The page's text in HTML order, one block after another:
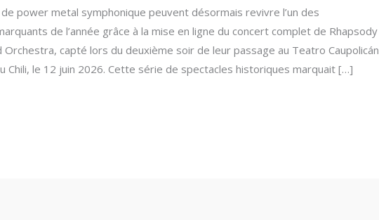
power metal symphonique peuvent désormais revivre l’un des
de l’année grâce à la mise en ligne du concert complet de Rhapsody
Orchestra, capté lors du deuxième soir de leur passage au Teatro Caupolicán
Chili, le 12 juin 2026. Cette série de spectacles historiques marquait […]